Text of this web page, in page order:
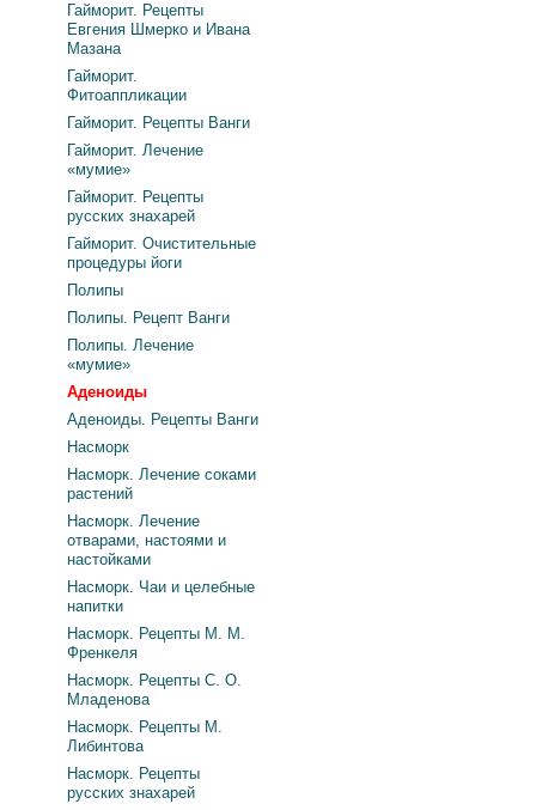
Гайморит. Рецепты
Евгения Шмерко и Ивана
Мазана
Гайморит.
Фитоаппликации
Гайморит. Рецепты Ванги
Гайморит. Лечение
«мумие»
Гайморит. Рецепты
русских знахарей
Гайморит. Очистительные
процедуры йоги
Полипы
Полипы. Рецепт Ванги
Полипы. Лечение
«мумие»
Аденоиды
Аденоиды. Рецепты Ванги
Насморк
Насморк. Лечение соками
растений
Насморк. Лечение
отварами, настоями и
настойками
Насморк. Чаи и целебные
напитки
Насморк. Рецепты М. М.
Френкеля
Насморк. Рецепты С. О.
Младенова
Насморк. Рецепты М.
Либинтова
Насморк. Рецепты
русских знахарей